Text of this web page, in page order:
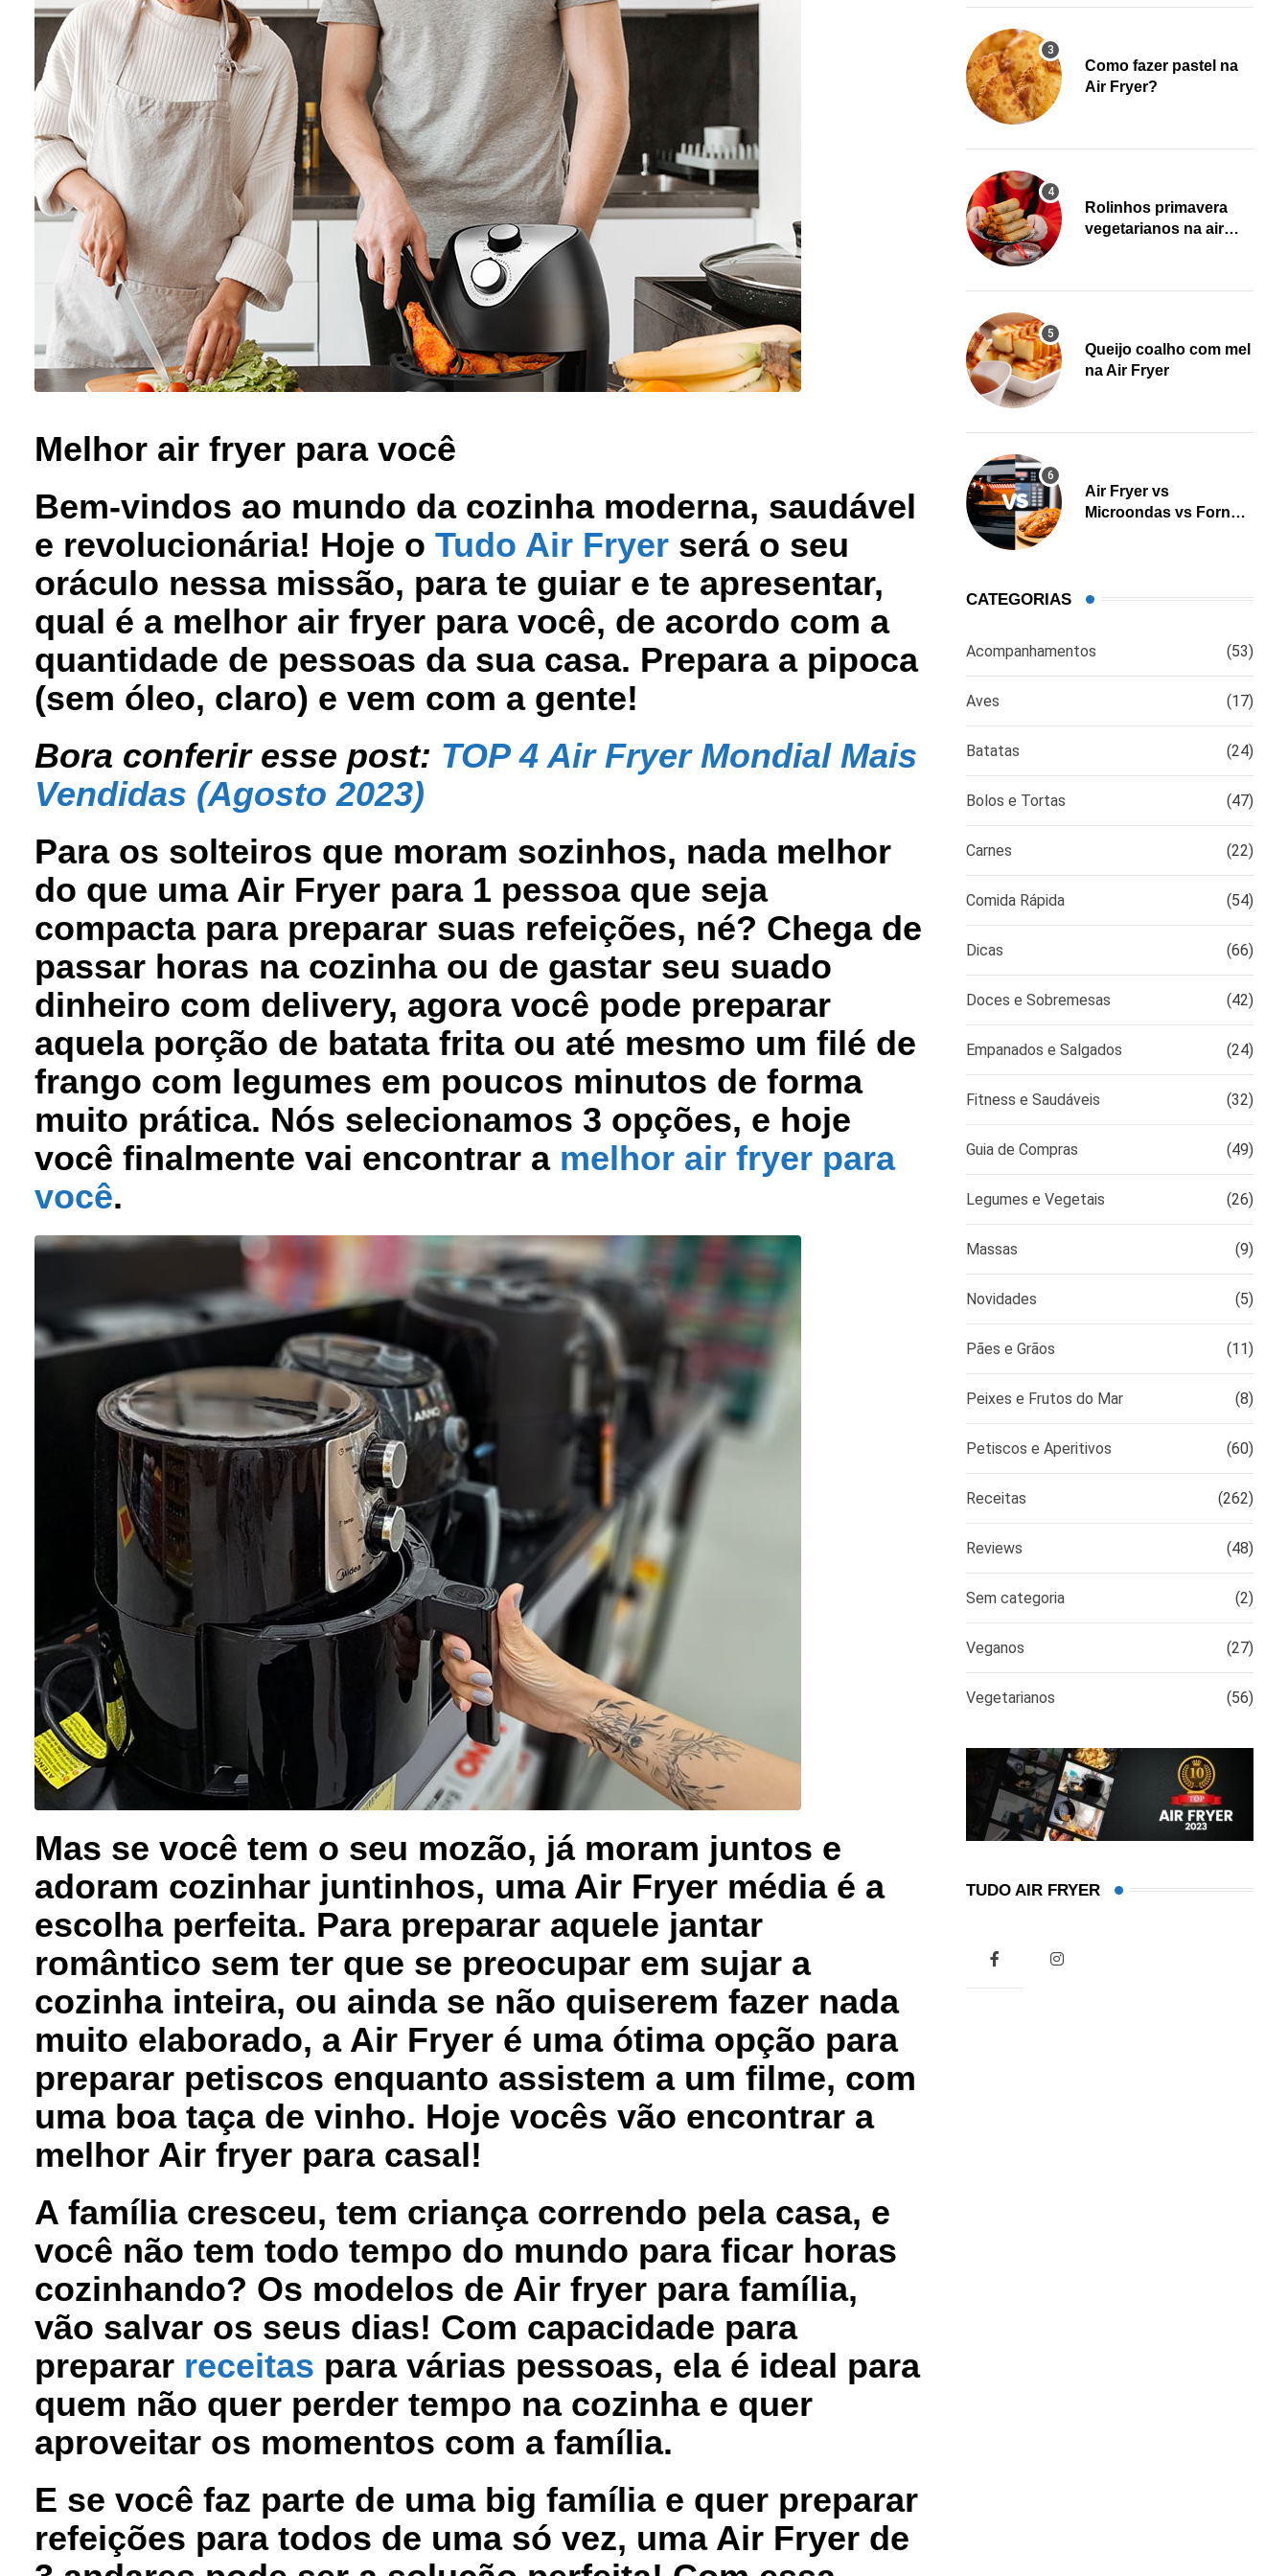
Melhor air fryer para você
Bem-vindos ao mundo da cozinha moderna, saudável
e revolucionária! Hoje o Tudo Air Fryer será o seu
oráculo nessa missão, para te guiar e te apresentar,
qual é a melhor air fryer para você, de acordo com a
quantidade de pessoas da sua casa. Prepara a pipoca
(sem óleo, claro) e vem com a gente!
Bora conferir esse post: TOP 4 Air Fryer Mondial Mais
Vendidas (Agosto 2023)
Para os solteiros que moram sozinhos, nada melhor
do que uma Air Fryer para 1 pessoa que seja
compacta para preparar suas refeições, né? Chega de
passar horas na cozinha ou de gastar seu suado
dinheiro com delivery, agora você pode preparar
aquela porção de batata frita ou até mesmo um filé de
frango com legumes em poucos minutos de forma
muito prática. Nós selecionamos 3 opções, e hoje
você finalmente vai encontrar a melhor air fryer para
você.
Mas se você tem o seu mozão, já moram juntos e
adoram cozinhar juntinhos, uma Air Fryer média é a
escolha perfeita. Para preparar aquele jantar
romântico sem ter que se preocupar em sujar a
cozinha inteira, ou ainda se não quiserem fazer nada
muito elaborado, a Air Fryer é uma ótima opção para
preparar petiscos enquanto assistem a um filme, com
uma boa taça de vinho. Hoje vocês vão encontrar a
melhor Air fryer para casal!
A família cresceu, tem criança correndo pela casa, e
você não tem todo tempo do mundo para ficar horas
cozinhando? Os modelos de Air fryer para família,
vão salvar os seus dias! Com capacidade para
preparar receitas para várias pessoas, ela é ideal para
quem não quer perder tempo na cozinha e quer
aproveitar os momentos com a família.
E se você faz parte de uma big família e quer preparar
refeições para todos de uma só vez, uma Air Fryer de
Como fazer pastel na
Air Fryer?
Rolinhos primavera
vegetarianos na air
Queijo coalho com mel
na Air Fryer
Air Fryer vs
Microondas vs Forno:
CATEGORIAS
Acompanhamentos (53)
Aves (17)
Batatas (24)
Bolos e Tortas (47)
Carnes (22)
Comida Rápida (54)
Dicas (66)
Doces e Sobremesas (42)
Empanados e Salgados (24)
Fitness e Saudáveis (32)
Guia de Compras (49)
Legumes e Vegetais (26)
Massas (9)
Novidades (5)
Pães e Grãos (11)
Peixes e Frutos do Mar (8)
Petiscos e Aperitivos (60)
Receitas (262)
Reviews (48)
Sem categoria (2)
Veganos (27)
Vegetarianos (56)
TUDO AIR FRYER